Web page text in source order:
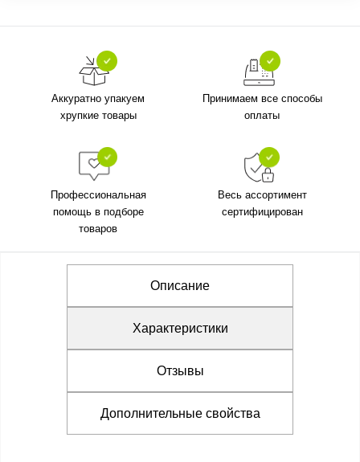
Аккуратно упакуем
хрупкие товары
Принимаем все способы
оплаты
Профессиональная
помощь в подборе
товаров
Весь ассортимент
сертифицирован
Описание
Характеристики
Отзывы
Дополнительные свойства